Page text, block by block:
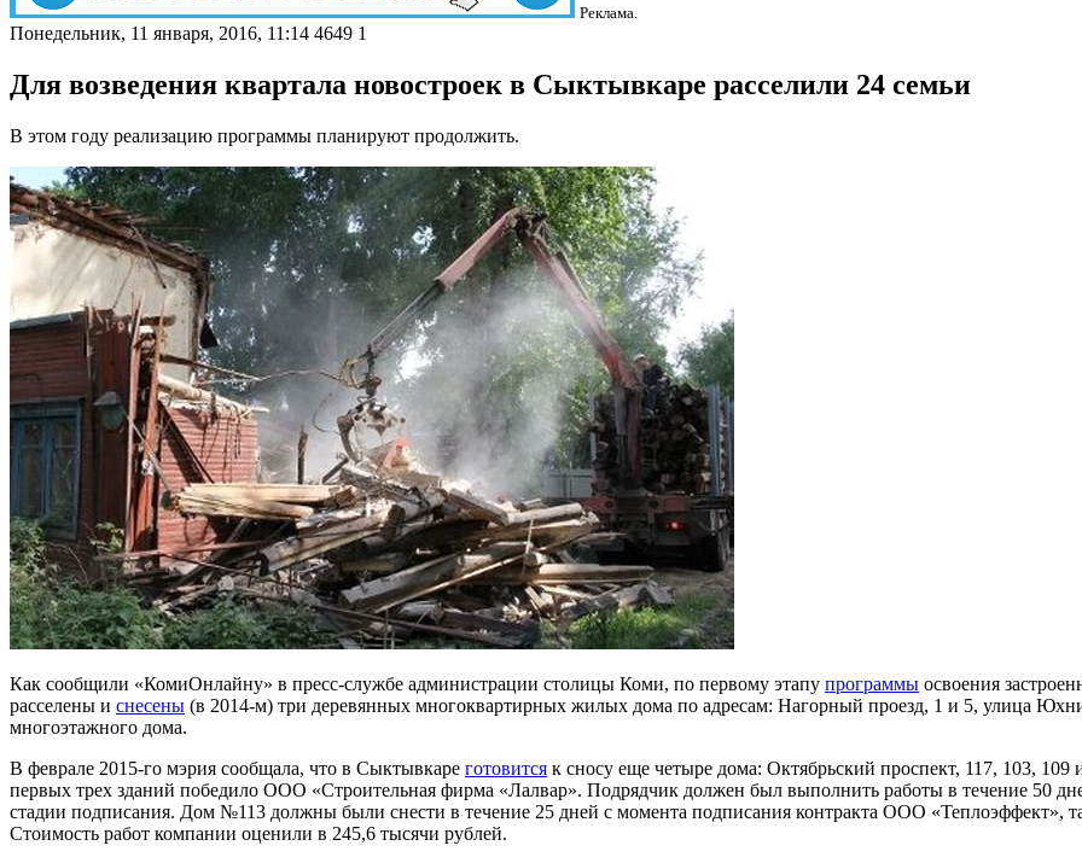
Реклама.
Понедельник, 11 января, 2016, 11:14 4649 1
Для возведения квартала новостроек в Сыктывкаре расселили 24 семьи
В этом году реализацию программы планируют продолжить.
Как сообщили «КомиОнлайну» в пресс-службе администрации столицы Коми, по первому этапу программы освоения
расселены и снесены (в 2014-м) три деревянных многоквартирных жилых дома по адресам: Нагорный проезд, 1 и 5, улица
многоэтажного дома.
В феврале 2015-го мэрия сообщала, что в Сыктывкаре готовится к сносу еще четыре дома: Октябрьский проспект, 117, 103,
первых трех зданий победило ООО «Строительная фирма «Лалвар». Подрядчик должен был выполнить работы в течение 50
стадии подписания. Дом №113 должны были снести в течение 25 дней с момента подписания контракта ООО «Теплоэффект»,
Стоимость работ компании оценили в 245,6 тысячи рублей.